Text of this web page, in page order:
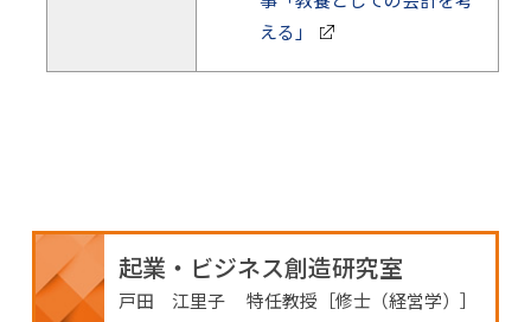
える」
起業・ビジネス創造研究室
戸田 江里子 特任教授［修士（経営学）］